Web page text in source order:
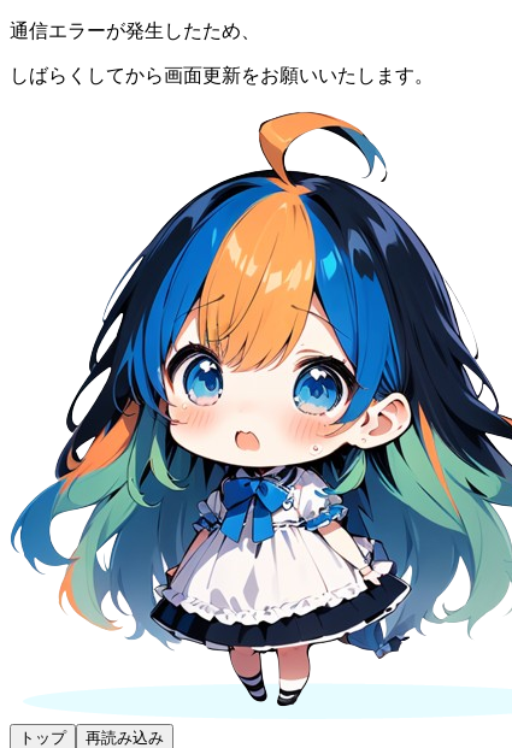
通信エラーが発生したため、
しばらくしてから画面更新をお願いいたします。
トップ 再読み込み